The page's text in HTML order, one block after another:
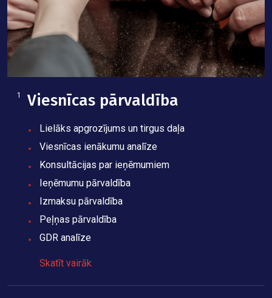
1 Viesnīcas pārvaldība
Lielāks apgrozījums un tirgus daļa
Viesnīcas ienākumu analīze
Konsultācijas par ieņēmumiem
Ieņēmumu pārvaldība
Izmaksu pārvaldība
Peļņas pārvaldība
GDR analīze
Skatīt vairāk